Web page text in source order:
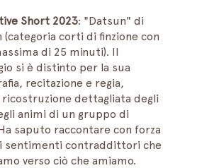
Short 2023: "Datsun" di
(categoria corti di finzione con
di 25 minuti). Il
si è distinto per la sua
recitazione e regia,
dettagliata degli
animi di un gruppo di
saputo raccontare con forza
sentimenti contraddittori che
verso ciò che amiamo.